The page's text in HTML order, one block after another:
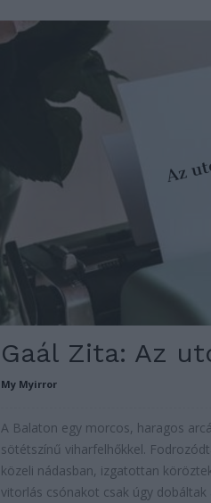
Gaál Zita: Az
My Myirror
A Balaton egy morcos, haragos
sötétszínű viharfelhőkkel.
közeli nádasban, izgatottan
vitorlás csónakot csak úgy dobáltak